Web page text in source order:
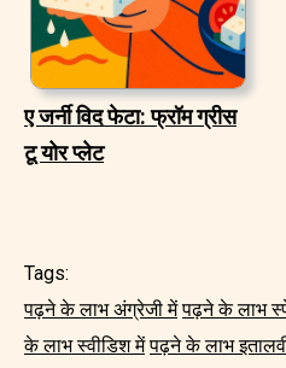
ए जर्नी विद फेटा: फ्रॉम ग्रीस
टू योर प्लेट
Tags:
पढ़ने के लाभ अंग्रेजी में पढ़ने के लाभ
के लाभ स्वीडिश में पढ़ने के लाभ